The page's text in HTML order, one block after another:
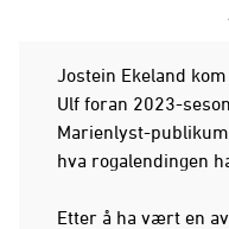
Jostein Ekeland
Ulf foran 2023-
Marienlyst-
hva rogalendingen
Etter å ha vært en